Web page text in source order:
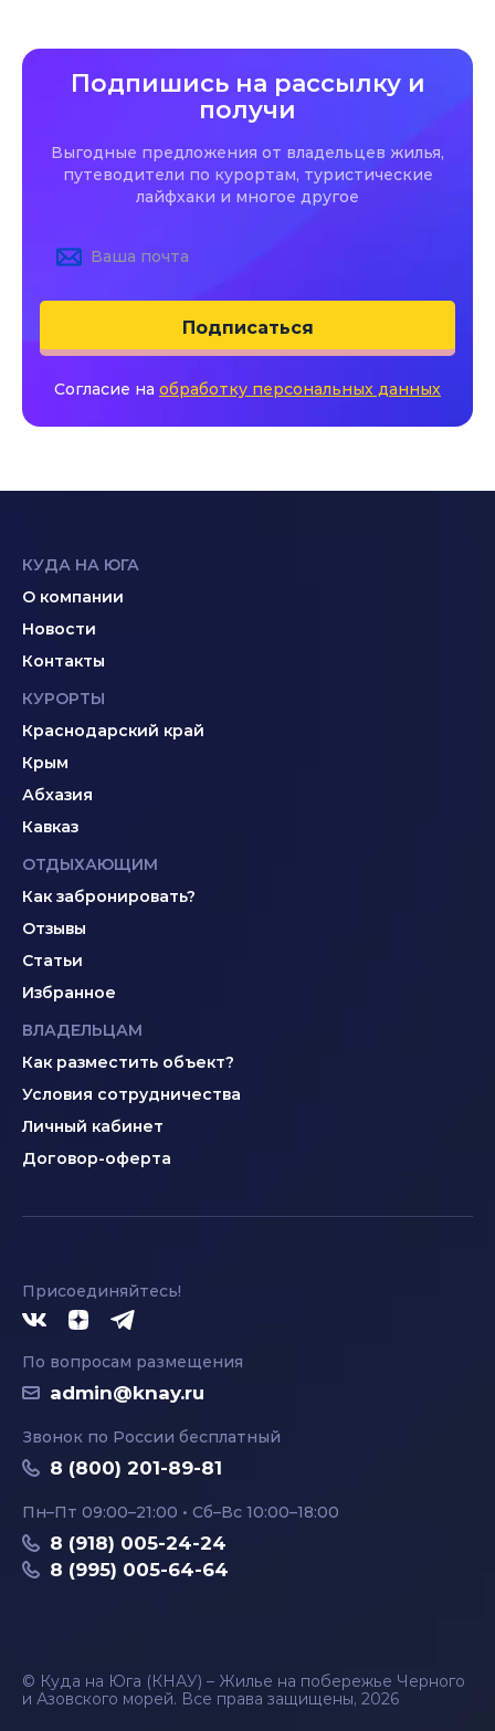
Подпишись на рассылку и
получи
Выгодные предложения от владельцев жилья,
путеводители по курортам, туристические
лайфхаки и многое другое
Подписаться
Согласие на обработку персональных данных
КУДА НА ЮГА
О компании
Новости
Контакты
КУРОРТЫ
Краснодарский край
Крым
Абхазия
Кавказ
ОТДЫХАЮЩИМ
Как забронировать?
Отзывы
Статьи
Избранное
ВЛАДЕЛЬЦАМ
Как разместить объект?
Условия сотрудничества
Личный кабинет
Договор-оферта
Присоединяйтесь!
По вопросам размещения
admin@knay.ru
Звонок по России бесплатный
8 (800) 201-89-81
Пн–Пт 09:00–21:00 • Сб–Вс 10:00–18:00
8 (918) 005-24-24
8 (995) 005-64-64
© Куда на Юга (КНАУ) – Жилье на побережье Черного
и Азовского морей. Все права защищены, 2026